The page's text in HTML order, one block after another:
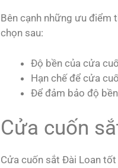
Bên cạnh những ưu điểm
chọn sau:
Độ bền của cửa
Hạn chế để cửa
Để đảm bảo độ
Cửa cuốn
Cửa cuốn sắt Đài Loan